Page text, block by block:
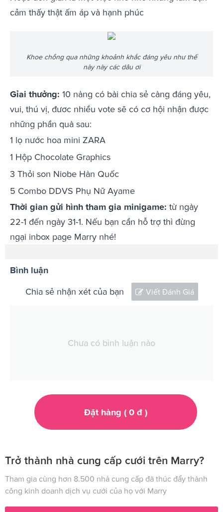
cảm thấy thật ấm áp và hạnh phúc
Khoe chồng qua những khoảnh khắc đáng yêu như thế
này này các dâu ơi
Gỉai thưởng: 10 nàng có bài chia sẻ càng đáng yêu,
vui, thú vị, đươc nhiều vote sẽ có cơ hội nhận được
những phần quà sau:
1 lọ nước hoa mini ZARA
1 Hộp Chocolate Graphics
3 Thỏi son Niobe Hàn Quốc
5 Combo DDVS Phụ Nữ Ayame
Thời gian gửi hình tham gia minigame: từ ngày
22-1 đến ngày 31-1. Nếu bạn cần hỗ trợ thì đừng
ngại inbox page Marry nhé!
Bình luận
Chia sẻ nhận xét của bạn Viết Đánh Giá
Chưa có bình luận nào
Đặt hàng ( 0đ )
Trở thành nhà cung cấp cưới trên Marry?
Tham gia cùng hơn 8.500 nhà cung cấp đã thúc đẩy thành
công kinh doanh dịch vụ cưới của họ với Marry